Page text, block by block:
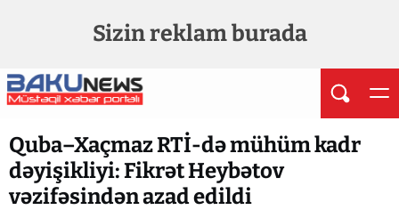
Sizin reklam burada
Quba–Xaçmaz RTİ-də mühüm kadr
dəyişikliyi: Fikrət Heybətov
vəzifəsindən azad edildi